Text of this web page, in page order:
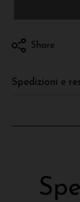
Share
Spedizioni e